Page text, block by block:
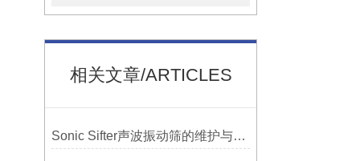
相关文章/ARTICLES
Sonic Sifter声波振动筛的维护与保养指南